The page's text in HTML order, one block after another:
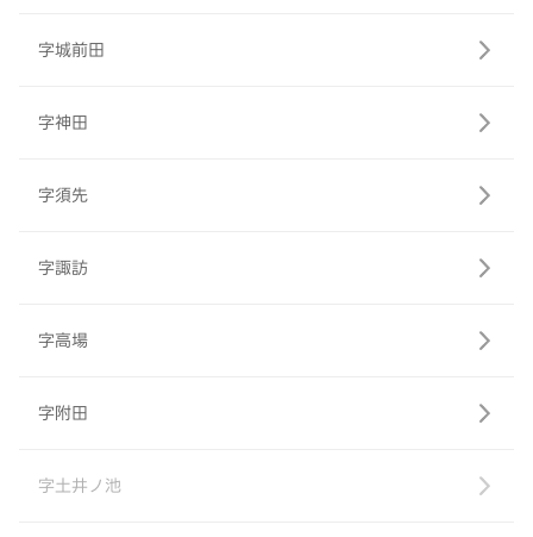
字城前田
字神田
字須先
字諏訪
字高場
字附田
字土井ノ池